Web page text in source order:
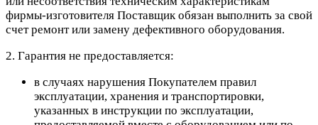
фирмы-изготовителя Поставщик обязан выполнить за свой
счет ремонт или замену дефективного оборудования.
2. Гарантия не предоставляется:
в случаях нарушения Покупателем правил
эксплуатации, хранения и транспортировки,
указанных в инструкции по эксплуатации,